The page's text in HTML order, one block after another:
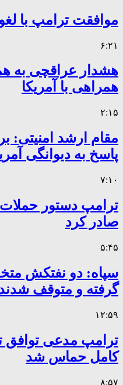
موافقت ترامپ با
۶:۲۱
هشدار عراقچی به
همراهی با آمریکا
۲:۱۵
مقام ارشد امنیتی:
پاسخ به دیوانگی
۷:۱۰
ترامپ دستور حملات
صادر کرد
۵:۴۵
سپاه: دو نفتکش
گرفته و متوقف
۱۲:۵۹
ترامپ مدعی توافق
کامل حماس شد
۸:۵۷